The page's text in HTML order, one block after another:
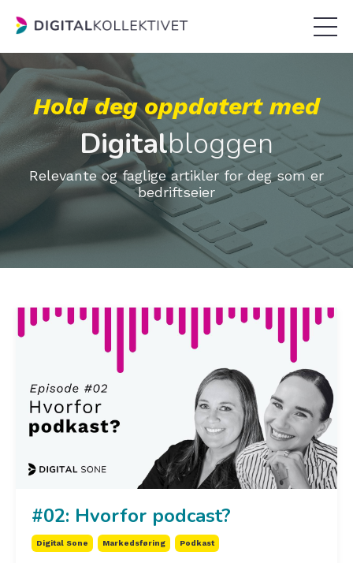
Hold deg oppdatert med
Digitalbloggen
Relevante og faglige artikler for deg som er
bedriftseier
#02: Hvorfor podcast?
Digital Sone Markedsføring Podkast